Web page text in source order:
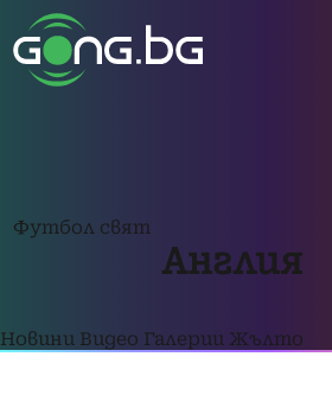
Футбол свят
Англия
Новини Видео Галерии Жълто